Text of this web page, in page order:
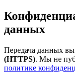
данных
Передача данных
(HTTPS). Мы не
политике